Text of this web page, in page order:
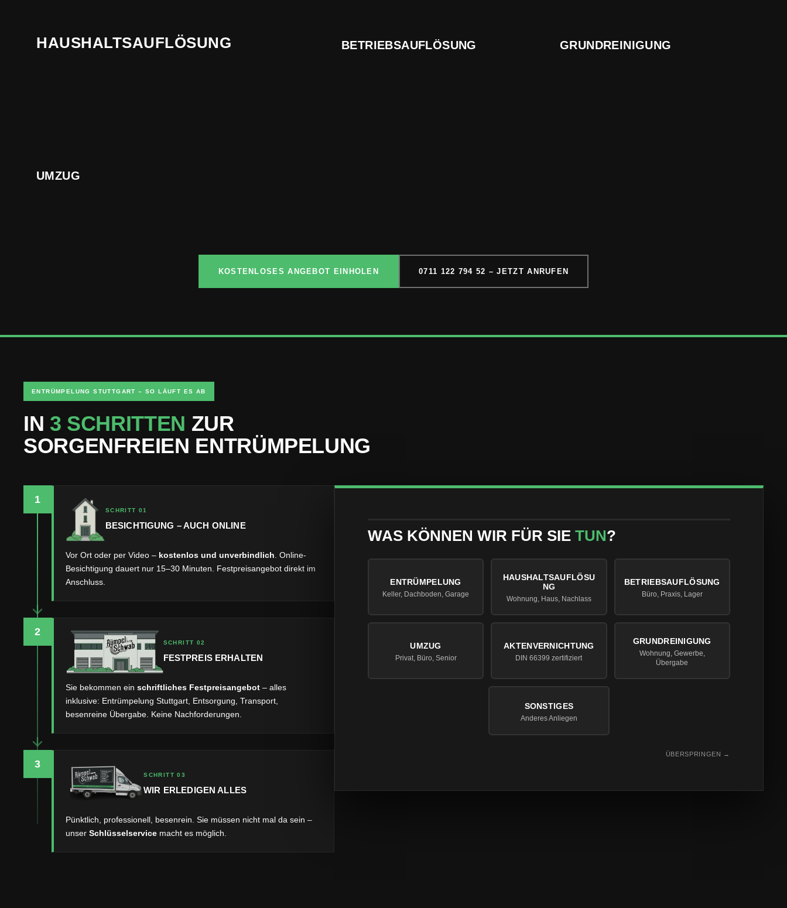
HAUSHALTSAUFLÖSUNG BETRIEBSAUFLÖSUNG GRUNDREINIGUNG
UMZUG
KOSTENLOSES ANGEBOT EINHOLEN 0711 122 794 52 – JETZT ANRUFEN
ENTRÜMPELUNG STUTTGART – SO LÄUFT ES AB
IN 3 SCHRITTEN ZUR
SORGENFREIEN ENTRÜMPELUNG
1
SCHRITT 01
BESICHTIGUNG – AUCH ONLINE
Vor Ort oder per Video – kostenlos und unverbindlich . Online-
Besichtigung dauert nur 15–30 Minuten. Festpreisangebot direkt im
Anschluss.
2
SCHRITT 02
FESTPREIS ERHALTEN
Sie bekommen ein schriftliches Festpreisangebot – alles
inklusive: Entrümpelung Stuttgart, Entsorgung, Transport,
besenreine Übergabe. Keine Nachforderungen.
3
SCHRITT 03
WIR ERLEDIGEN ALLES
Pünktlich, professionell, besenrein. Sie müssen nicht mal da sein –
unser Schlüsselservice macht es möglich.
WAS KÖNNEN WIR FÜR SIE TUN?
ENTRÜMPELUNG
Keller, Dachboden, Garage
HAUSHALTSAUFLÖSU
NG
Wohnung, Haus, Nachlass
BETRIEBSAUFLÖSUNG
Büro, Praxis, Lager
UMZUG
Privat, Büro, Senior
AKTENVERNICHTUNG
DIN 66399 zertifiziert
GRUNDREINIGUNG
Wohnung, Gewerbe,
Übergabe
SONSTIGES
Anderes Anliegen
ÜBERSPRINGEN →